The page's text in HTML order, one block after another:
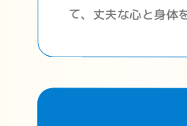
て、丈夫な心と身体